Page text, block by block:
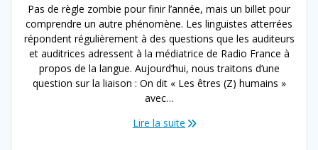
Pas de règle zombie pour finir l’année, mais un billet pour
comprendre un autre phénomène. Les linguistes atterrées
répondent régulièrement à des questions que les auditeurs
et auditrices adressent à la médiatrice de Radio France à
propos de la langue. Aujourd’hui, nous traitons d’une
question sur la liaison : On dit « Les êtres (Z) humains »
avec…
Lire la suite